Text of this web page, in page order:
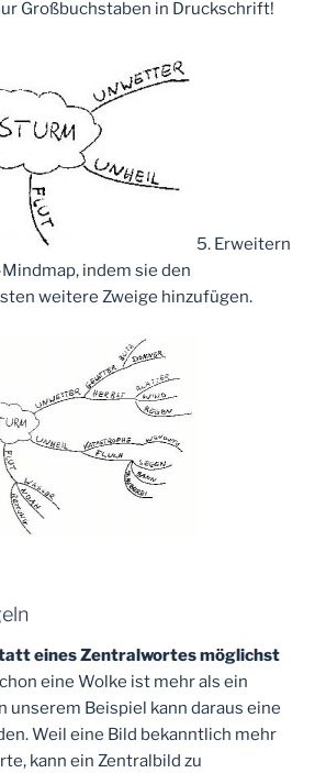
Großbuchstaben in Druckschrift!
5. Erweitern
indem sie den
weitere Zweige hinzufügen.
eines Zentralwortes möglichst
eine Wolke ist mehr als ein
unserem Beispiel kann daraus eine
Weil eine Bild bekanntlich mehr
kann ein Zentralbild zu